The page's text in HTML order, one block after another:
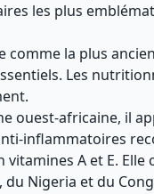
les plus
comme la plus
Les
ouest-africaine, il
inflammatoires
A et E. Elle
Nigeria et du